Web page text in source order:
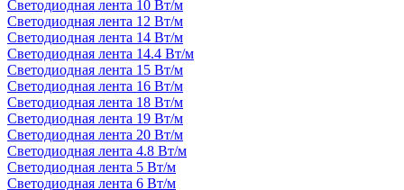
Светодиодная лента 10 Вт/м
Светодиодная лента 12 Вт/м
Светодиодная лента 14 Вт/м
Светодиодная лента 14.4 Вт/м
Светодиодная лента 15 Вт/м
Светодиодная лента 16 Вт/м
Светодиодная лента 18 Вт/м
Светодиодная лента 19 Вт/м
Светодиодная лента 20 Вт/м
Светодиодная лента 4.8 Вт/м
Светодиодная лента 5 Вт/м
Светодиодная лента 6 Вт/м